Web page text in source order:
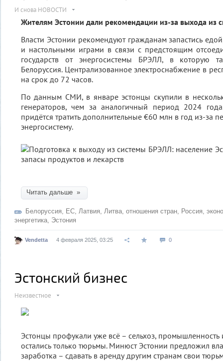
И снова НОВОСТИ
Жителям Эстонии дали рекомендации из-за выхода из
Власти Эстонии рекомендуют гражданам запастись
и настольными играми в связи с предстоящим
государств от энергосистемы БРЭЛЛ, в которую
Белоруссия. Централизованное электроснабжение в
на срок до 72 часов.
По данным СМИ, в январе эстонцы скупили в
генераторов, чем за аналогичный период 2024
придётся тратить дополнительные €60 млн в год из-за
энергосистему.
Читать дальше »
Белоруссия, ЕС, Латвия, Литва, отношения стран, Россия,
энергетика, Эстония
Vendetta 4 февраля 2025, 03:25 0
Эстонский бизнес
Неизвестное
Эстонцы профукали уже всё – сельхоз, промышленность
остались только тюрьмы. Минюст Эстонии предложил
заработка – сдавать в аренду другим странам свои